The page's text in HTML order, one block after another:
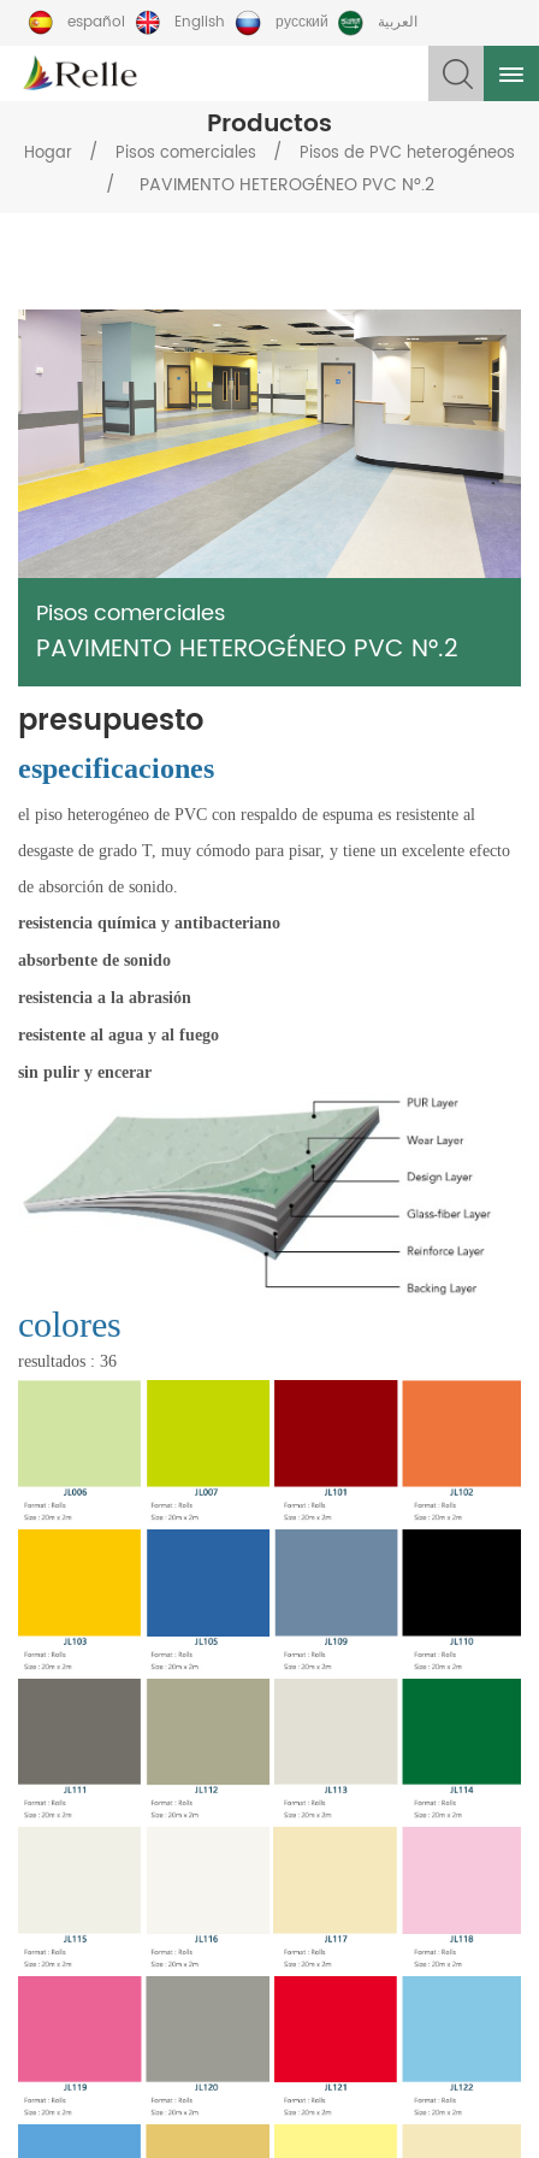
español English русский العربية
Productos
Hogar / Pisos comerciales / Pisos de PVC heterogéneos
/ PAVIMENTO HETEROGÉNEO PVC N°.2
Pisos comerciales
PAVIMENTO HETEROGÉNEO PVC N°.2
presupuesto
especificaciones
el piso heterogéneo de PVC con respaldo de espuma es resistente al
desgaste de grado T, muy cómodo para pisar, y tiene un excelente efecto
de absorción de sonido.
resistencia química y antibacteriano
absorbente de sonido
resistencia a la abrasión
resistente al agua y al fuego
sin pulir y encerar
colores
resultados : 36